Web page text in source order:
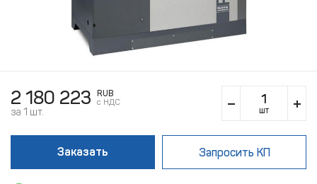
2 180 223
RUB
c НДС
за 1 шт. шт
Заказать Запросить КП